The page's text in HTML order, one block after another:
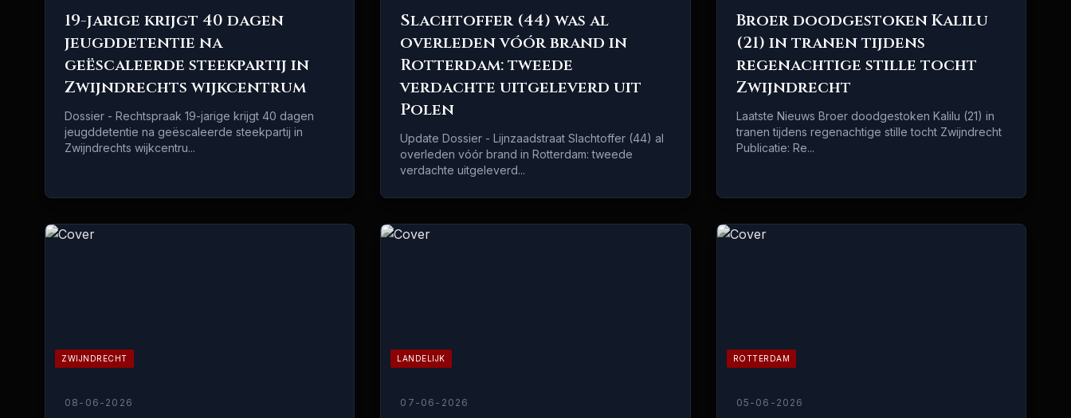
19-jarige krijgt 40 dagen
jeugddetentie na
geëscaleerde steekpartij in
Zwijndrechts wijkcentrum
Dossier - Rechtspraak 19-jarige krijgt 40 dagen
jeugddetentie na geëscaleerde steekpartij in
Zwijndrechts wijkcentru...
Slachtoffer (44) was al
overleden vóór brand in
Rotterdam: tweede
verdachte uitgeleverd uit
Polen
Update Dossier - Lijnzaadstraat Slachtoffer (44) al
overleden vóór brand in Rotterdam: tweede
verdachte uitgeleverd...
Broer doodgestoken Kalilu
(21) in tranen tijdens
regenachtige stille tocht
Zwijndrecht
Laatste Nieuws Broer doodgestoken Kalilu (21) in
tranen tijdens regenachtige stille tocht Zwijndrecht
Publicatie: Re...
ZWIJNDRECHT
08-06-2026
LANDELIJK
07-06-2026
ROTTERDAM
05-06-2026